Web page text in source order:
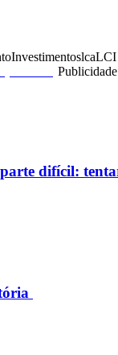
InvestimentoslcaLCI
Publicidade
difícil: